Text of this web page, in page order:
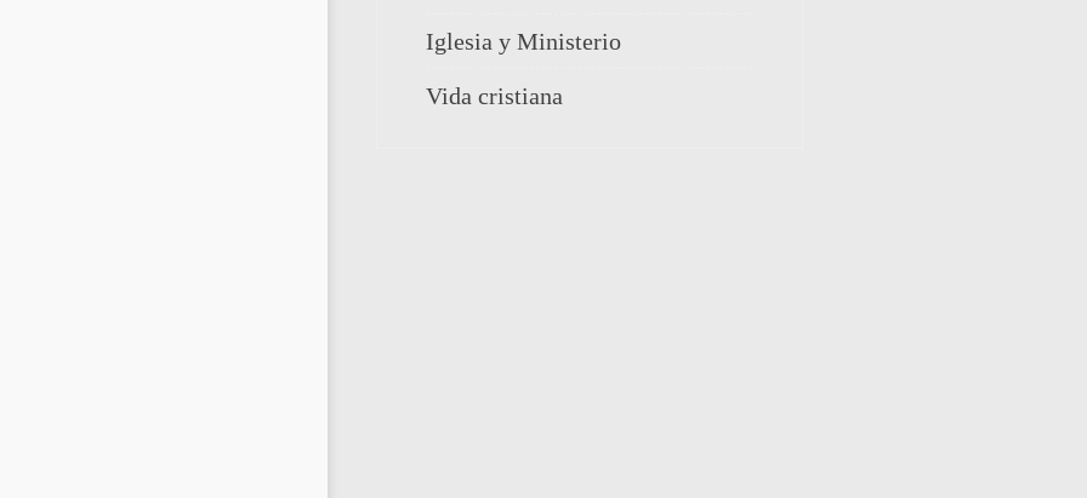
Iglesia y Ministerio
Vida cristiana